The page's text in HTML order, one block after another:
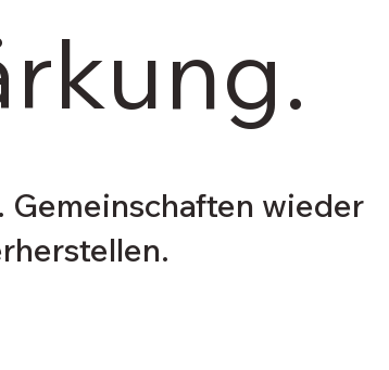
Gemeinschaften wieder